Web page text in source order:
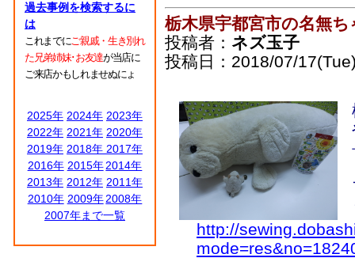
過去事例を検索するに
は
これまでにご親戚・生き別れ
た兄弟姉妹･お友達が当店に
ご来店かもしれませぬにょ
2025年 2024年 2023年
2022年 2021年 2020年
2019年 2018年 2017年
2016年 2015年 2014年
2013年 2012年 2011年
2010年 2009年 2008年
2007年まで一覧
栃木県宇都宮市の名無ち
投稿者： ネズ玉子
投稿日：2018/07/
http://